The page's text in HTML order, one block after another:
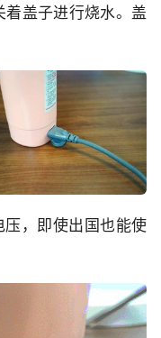
盖子进行烧水。盖
，即使出国也能使